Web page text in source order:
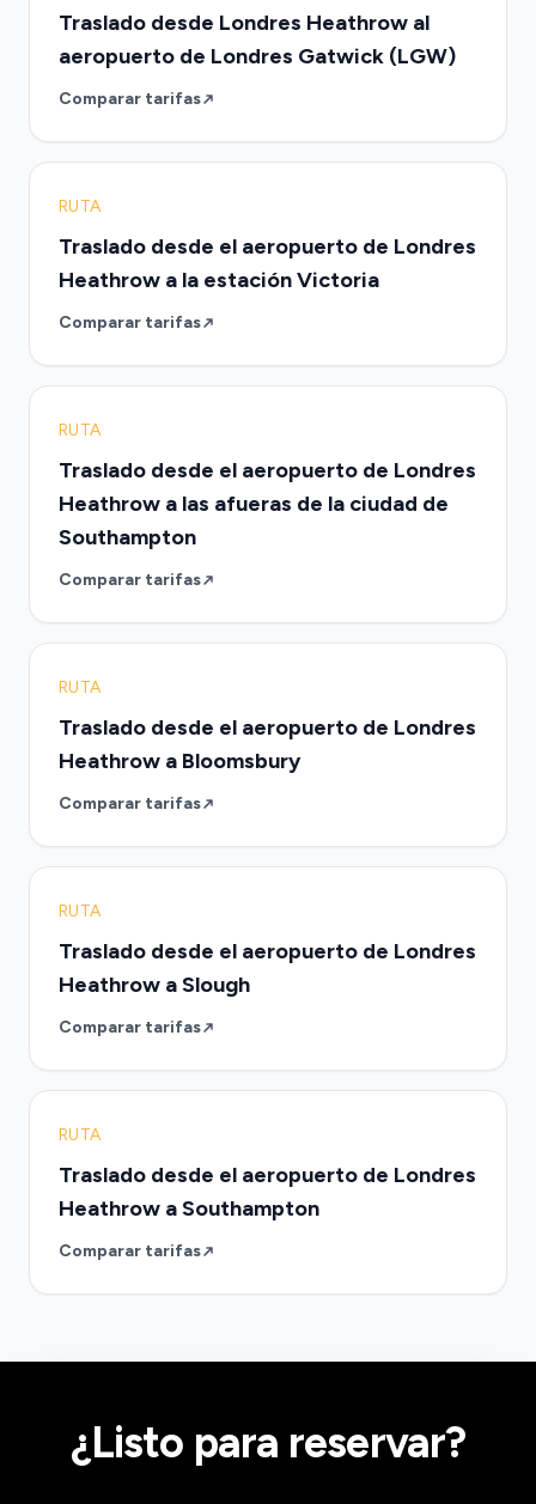
Traslado desde Londres Heathrow al
aeropuerto de Londres Gatwick (LGW)
Comparar tarifas
RUTA
Traslado desde el aeropuerto de Londres
Heathrow a la estación Victoria
Comparar tarifas
RUTA
Traslado desde el aeropuerto de Londres
Heathrow a las afueras de la ciudad de
Southampton
Comparar tarifas
RUTA
Traslado desde el aeropuerto de Londres
Heathrow a Bloomsbury
Comparar tarifas
RUTA
Traslado desde el aeropuerto de Londres
Heathrow a Slough
Comparar tarifas
RUTA
Traslado desde el aeropuerto de Londres
Heathrow a Southampton
Comparar tarifas
¿Listo para reservar?